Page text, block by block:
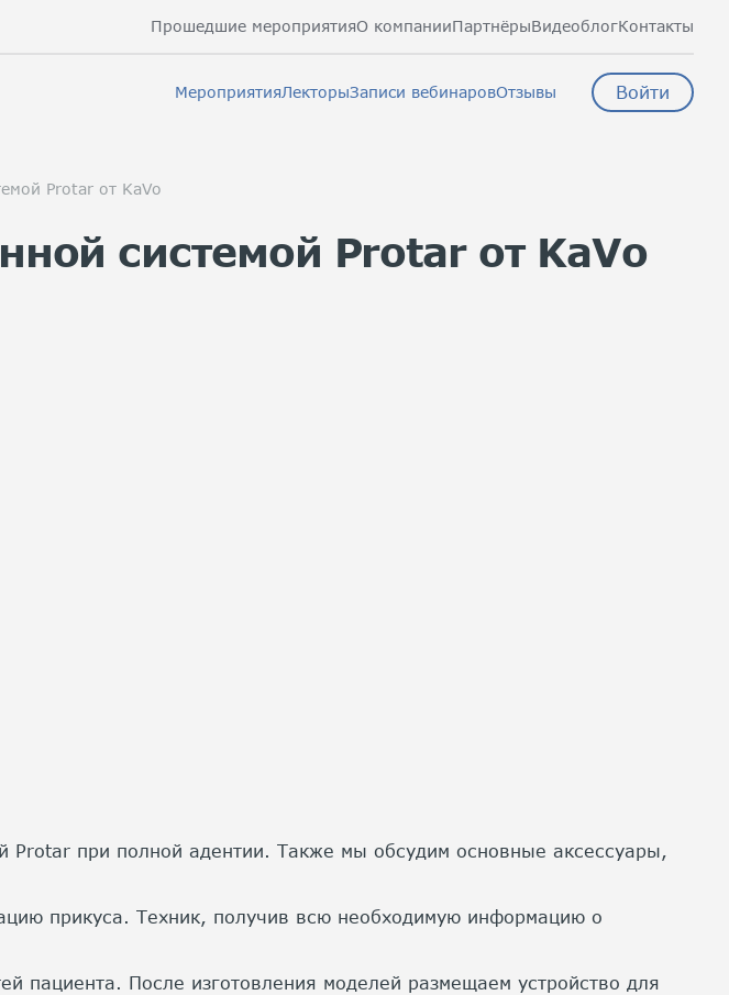
Прошедшие мероприятияО компанииПартнёрыВидеоблогКонтакты
МероприятияЛекторыЗаписи вебинаровОтзывы Войти
Protar от KaVo
системой Protar от KaVo
Protar при полной адентии. Также мы обсудим основные аксессуары,
прикуса. Техник, получив всю необходимую информацию о
пациента. После изготовления моделей размещаем устройство для